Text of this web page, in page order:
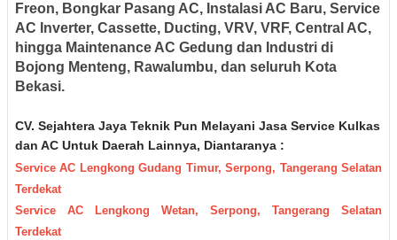
Freon, Bongkar Pasang AC, Instalasi AC Baru, Service
AC Inverter, Cassette, Ducting, VRV, VRF, Central AC,
hingga Maintenance AC Gedung dan Industri di
Bojong Menteng, Rawalumbu, dan seluruh Kota
Bekasi.
CV. Sejahtera Jaya Teknik Pun Melayani Jasa Service Kulkas
dan AC Untuk Daerah Lainnya, Diantaranya :
Service AC Lengkong Gudang Timur, Serpong, Tangerang Selatan
Terdekat
Service AC Lengkong Wetan, Serpong, Tangerang Selatan
Terdekat